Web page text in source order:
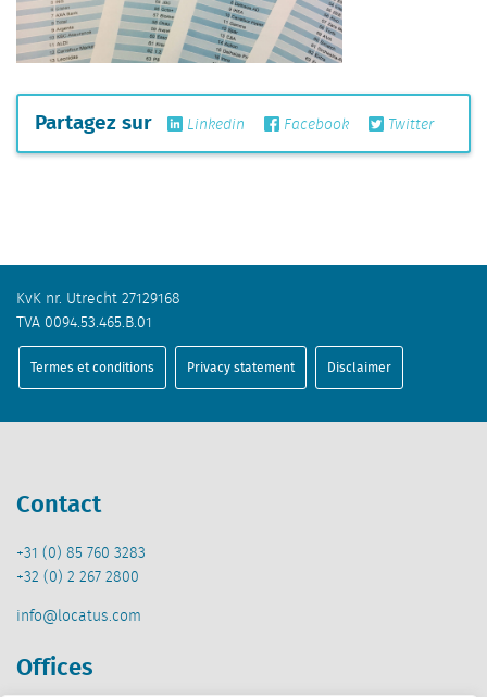
Partagez sur Linkedin Facebook Twitter
KvK nr. Utrecht 27129168
TVA 0094.53.465.B.01
Termes et conditions Privacy statement Disclaimer
Contact
+31 (0) 85 760 3283
+32 (0) 2 267 2800
info@locatus.com
Offices